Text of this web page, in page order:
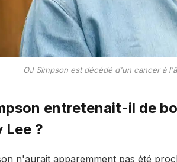
OJ Simpson est décédé d'un cancer à
entretenait-il de
Lee ?
n'aurait apparemment pas été